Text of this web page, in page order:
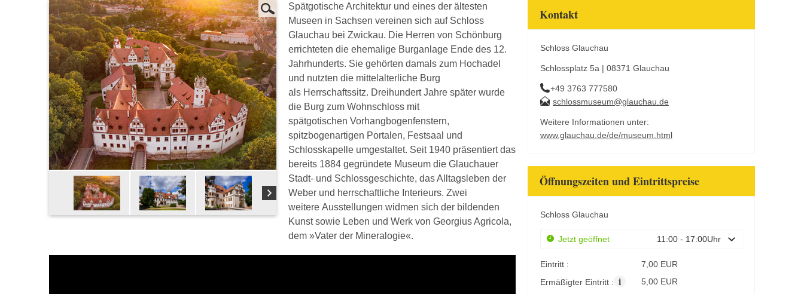
Spätgotische Architektur und eines der ältesten
Museen in Sachsen vereinen sich auf Schloss
Glauchau bei Zwickau. Die Herren von Schönburg
errichteten die ehemalige Burganlage Ende des 12.
Jahrhunderts. Sie gehörten damals zum Hochadel
und nutzten die mittelalterliche Burg
als Herrschaftssitz. Dreihundert Jahre später wurde
die Burg zum Wohnschloss mit
spätgotischen Vorhangbogenfenstern,
spitzbogenartigen Portalen, Festsaal und
Schlosskapelle umgestaltet. Seit 1940 präsentiert das
bereits 1884 gegründete Museum die Glauchauer
Stadt- und Schlossgeschichte, das Alltagsleben der
Weber und herrschaftliche Interieurs. Zwei
weitere Ausstellungen widmen sich der bildenden
Kunst sowie Leben und Werk von Georgius Agricola,
dem »Vater der Mineralogie«.
Kontakt
Schloss Glauchau
Schlossplatz 5a | 08371 Glauchau
+49 3763 777580
schlossmuseum@glauchau.de
Weitere Informationen unter:
www.glauchau.de/de/museum.html
Öffnungszeiten und Eintrittspreise
Schloss Glauchau
Jetzt geöffnet 11:00 - 17:00Uhr
Eintritt :
7,00 EUR
Ermäßigter Eintritt : i 5,00 EUR